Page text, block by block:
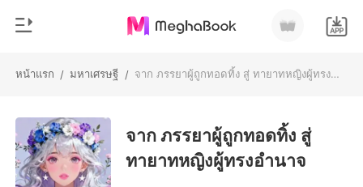
หน้าแรก / มหาเศรษฐี / จาก ภรรยาผู้ถูกทอดทิ้ง สู่ ทายาทหญิงผู้ทรงอำนาจ
0
เติมเงิน
ประวัติการอ่าน
หมวดหมู่
สมัยใหม่
จาก ภรรยาผู้ถูกทอดทิ้ง สู่
ทายาทหญิงผู้ทรงอำนาจ